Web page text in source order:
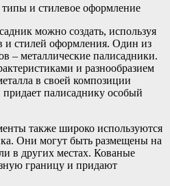
можно создать, используя
и стилей оформления. Один из
– металлические палисадники.
и разнообразием
в своей композиции
придает палисаднику особый
также широко используются
Они могут быть размещены на
в других местах. Кованые
границу и придают